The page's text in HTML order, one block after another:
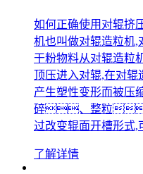
如何正确使用对辊
机也叫做对辊造粒机,
干粉物料从对辊造
顶压进入对辊,在对辊
产生塑性变形而被压
碎、整粒
过改变辊面开槽形
了解详情